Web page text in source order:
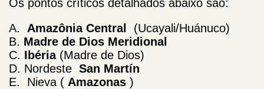
Os pontos críticos detalhados abaixo são:
A.
Amazônia Central (Ucayali/Huánuco)
B. Madre de Dios Meridional
C. Ibéria(Madre de Dios)
D. Nordeste San Martín
E.
Nieva ( Amazonas )